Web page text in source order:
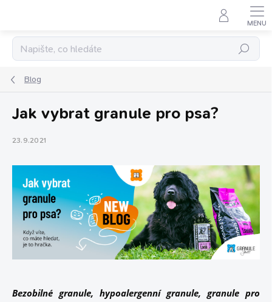
Hledat
Blog
Jak vybrat granule pro psa?
23.9.2021
Bezobilné granule, hypoalergenní granule, granule pro